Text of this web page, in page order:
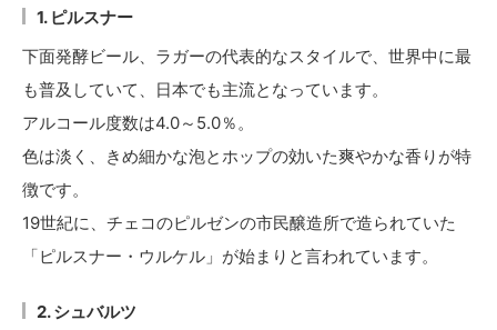
1. ピルスナー
下面発酵ビール、ラガーの代表的なスタイルで、世界中に最
も普及していて、日本でも主流となっています。
アルコール度数は4.0～5.0％。
色は淡く、きめ細かな泡とホップの効いた爽やかな香りが特
徴です。
19世紀に、チェコのピルゼンの市民醸造所で造られていた
「ピルスナー・ウルケル」が始まりと言われています。
2. シュバルツ